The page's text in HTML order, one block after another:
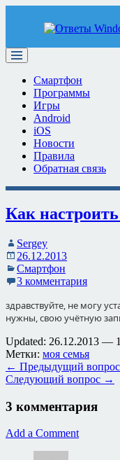
Смартфон
Программы
Игры
Android
iOS
Новости
Правила
Обратная связь
Как
Sergey
26.12.2013
Смартфон
3 комментария
здравствуйте, не могу
нужны, свою учётную
Updated: 26.12.2013 —
Метки: моя семья
← Предыдущий вопрос
Следующий вопрос →
3 комментария
Add a Comment